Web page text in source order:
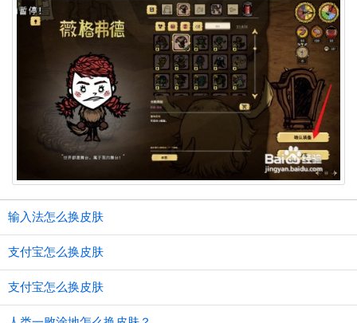
输入法怎么换皮肤
支付宝怎么换皮肤
支付宝怎么换皮肤